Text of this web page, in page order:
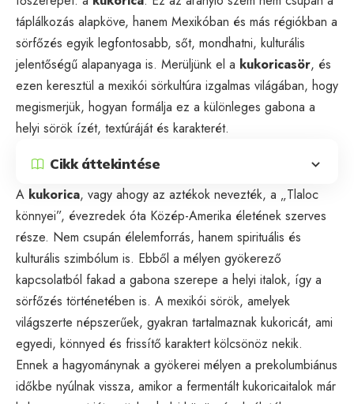
táplálkozás alapköve, hanem Mexikóban és más régiókban a
sörfőzés egyik legfontosabb, sőt, mondhatni, kulturális
jelentőségű alapanyaga is. Merüljünk el a kukoricasör, és
ezen keresztül a mexikói sörkultúra izgalmas világában, hogy
megismerjük, hogyan formálja ez a különleges gabona a
helyi sörök ízét, textúráját és karakterét.
Cikk áttekintése
A kukorica, vagy ahogy az aztékok nevezték, a „Tlaloc
könnyei”, évezredek óta Közép-Amerika életének szerves
része. Nem csupán élelemforrás, hanem spirituális és
kulturális szimbólum is. Ebből a mélyen gyökerező
kapcsolatból fakad a gabona szerepe a helyi italok, így a
sörfőzés történetében is. A mexikói sörök, amelyek
világszerte népszerűek, gyakran tartalmaznak kukoricát, ami
egyedi, könnyed és frissítő karaktert kölcsönöz nekik.
Ennek a hagyománynak a gyökerei mélyen a prekolumbiánus
időkbe nyúlnak vissza, amikor a fermentált kukoricaitalok már